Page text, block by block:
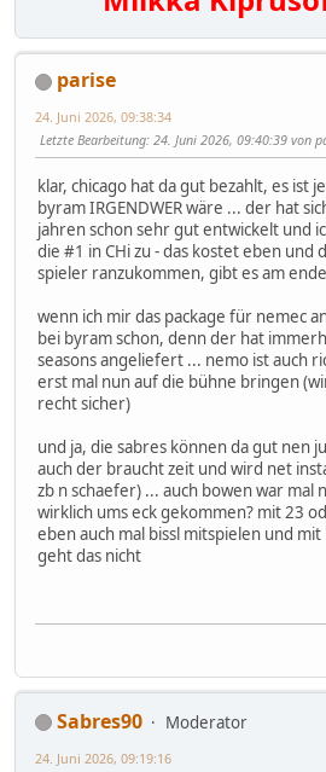
parise
24. Juni 2026, 09:38:34
Letzte Bearbeitung: 24. Juni 2026, 09:40:39 von
klar, chicago hat da gut bezahlt, es ist
byram IRGENDWER wäre ... der hat
jahren schon sehr gut entwickelt und
die #1 in CHi zu - das kostet eben und
spieler ranzukommen, gibt es am
wenn ich mir das package für nemec
bei byram schon, denn der hat
seasons angeliefert ... nemo ist auch
erst mal nun auf die bühne bringen
recht sicher)
und ja, die sabres können da gut nen
auch der braucht zeit und wird net
zb n schaefer) ... auch bowen war mal
wirklich ums eck gekommen? mit 23
eben auch mal bissl mitspielen und
geht das nicht
Sabres90
Moderator
24. Juni 2026, 09:19:16